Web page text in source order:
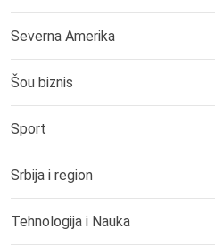
Severna Amerika
Šou biznis
Sport
Srbija i region
Tehnologija i Nauka